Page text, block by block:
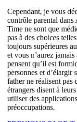
Cependant, je vous
contrôle parental
Time ne sont que
pas à des choices
toujours supérieures
et vous n’aurez
pensent qu’il est
personnes et d’élargir
father ne réalisent pas
étrangers disent à
utiliser des
préoccupations.